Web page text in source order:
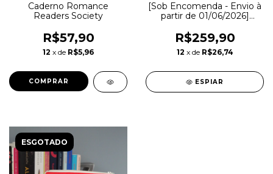
Caderno Romance
Readers Society
R$57,90
12 x de R$5,96
[Sob Encomenda - Envio à
partir de 01/06/2026]
Society
R$259,90
12 x de R$26,74
ESPIAR
ESGOTADO